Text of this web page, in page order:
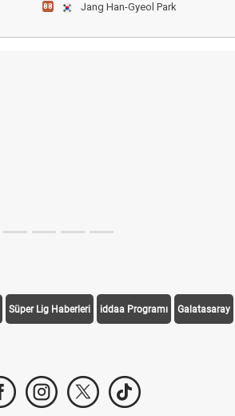
88 Jang Han-Gyeol Park
Süper Lig Haberleri iddaa Programı Galatasaray